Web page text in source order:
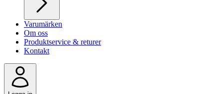
Varumärken
Om oss
Produktservice & returer
Kontakt